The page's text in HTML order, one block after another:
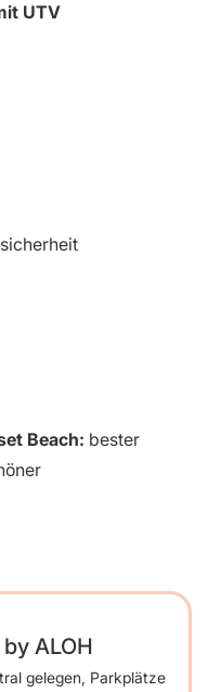
UTV
Beach: bester
ALOH
gelegen, Parkplätze